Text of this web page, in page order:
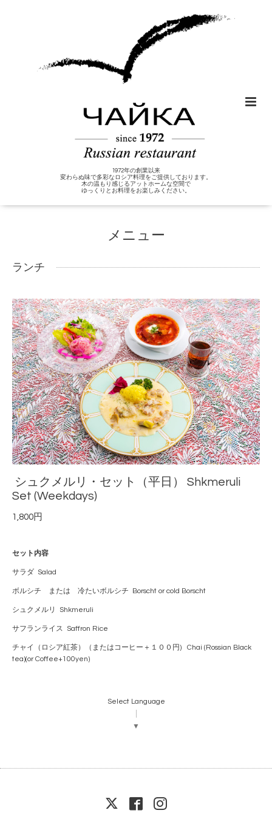
1972年の創業以来
変わらぬ味で多彩なロシア料理をご提供しております。
木の温もり感じるアットホームな空間で
ゆっくりとお料理をお楽しみください。
メニュー
ランチ
シュクメルリ・セット（平日） Shkmeruli
Set (Weekdays)
1,800円
セット内容
サラダ Salad
ボルシチ または 冷たいボルシチ Borscht or cold Borscht
シュクメルリ Shkmeruli
サフランライス Saffron Rice
チャイ（ロシア紅茶）（またはコーヒー＋１００円) Chai (Rossian Black
tea)(or Coffee+100yen)
Select Language
▼